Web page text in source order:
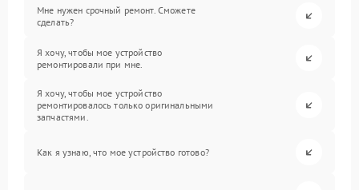
Мне нужен срочный ремонт. Сможете
сделать?
Я хочу, чтобы мое устройство
ремонтировали при мне.
Я хочу, чтобы мое устройство
ремонтировалось только оригинальными
запчастями.
Как я узнаю, что мое устройство готово?